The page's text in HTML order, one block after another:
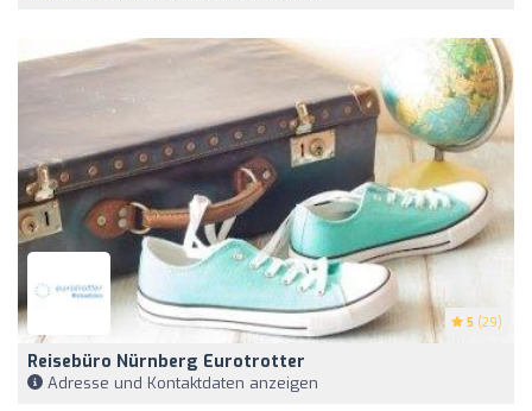
5 (29)
Reisebüro Nürnberg Eurotrotter
Adresse und Kontaktdaten anzeigen